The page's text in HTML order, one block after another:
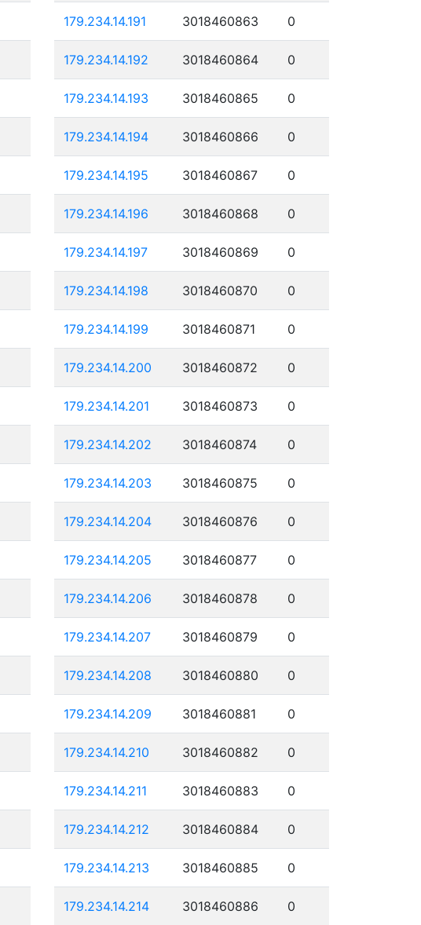
179.234.14.191 3018460863 0
179.234.14.192 3018460864 0
179.234.14.193 3018460865 0
179.234.14.194 3018460866 0
179.234.14.195 3018460867 0
179.234.14.196 3018460868 0
179.234.14.197 3018460869 0
179.234.14.198 3018460870 0
179.234.14.199 3018460871 0
179.234.14.200 3018460872 0
179.234.14.201 3018460873 0
179.234.14.202 3018460874 0
179.234.14.203 3018460875 0
179.234.14.204 3018460876 0
179.234.14.205 3018460877 0
179.234.14.206 3018460878 0
179.234.14.207 3018460879 0
179.234.14.208 3018460880 0
179.234.14.209 3018460881 0
179.234.14.210 3018460882 0
179.234.14.211 3018460883 0
179.234.14.212 3018460884 0
179.234.14.213 3018460885 0
179.234.14.214 3018460886 0